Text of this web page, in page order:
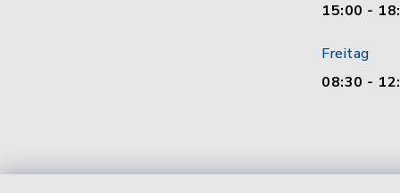
15:00 -
Freitag
08:30 -